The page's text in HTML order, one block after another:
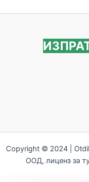
Copyright © 2024 |
ООД, лиценз за